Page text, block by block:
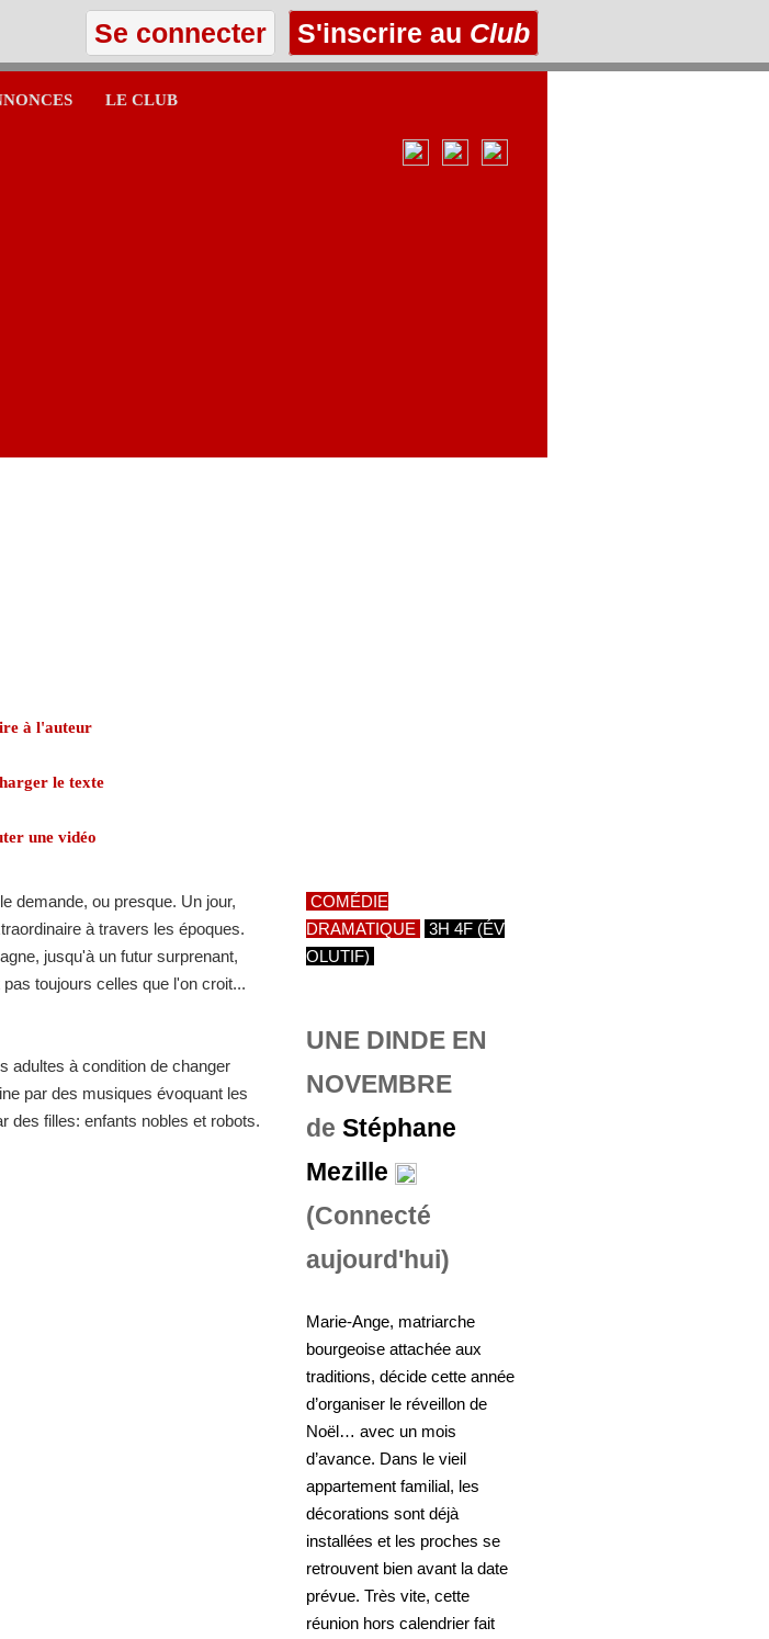
Se connecter S'inscrire au Club
LE CLUB
à l'auteur
le texte
une vidéo
demande, ou presque. Un jour,
à travers les époques.
jusqu'à un futur surprenant,
toujours celles que l'on croit...
adultes à condition de changer
par des musiques évoquant les
des filles: enfants nobles et robots.
COMÉDIE
DRAMATIQUE
3H 4F (ÉV
OLUTIF)
UNE DINDE EN
NOVEMBRE
deStéphane
Mezille
(Connecté
aujourd'hui)
Marie-Ange, matriarche
bourgeoise attachée aux
traditions, décide cette année
d’organiser le réveillon de
Noël… avec un mois
d’avance. Dans le vieil
appartement familial, les
décorations sont déjà
installées et les proches se
retrouvent bien avant la date
prévue. Très vite, cette
réunion hors calendrier fait